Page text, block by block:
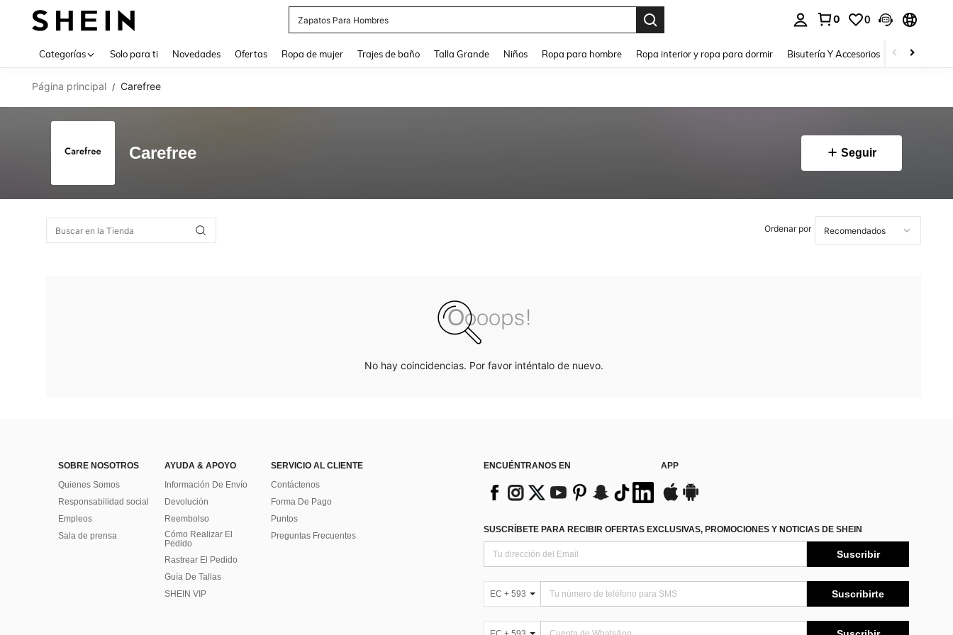
Zapatos Para Hombres
0 0
Categorías Solo para ti Novedades Ofertas Ropa de mujer Trajes de baño Talla Grande Niños Ropa para hombre Ropa interior y ropa para dormir Bisutería Y Accesorios Zapatos
Página principal / Carefree
Carefree Seguir
Ordenar por
No hay coincidencias. Por favor inténtalo de nuevo.
SOBRE NOSOTROS
Quienes Somos
Responsabilidad social
Empleos
Sala de prensa
AYUDA & APOYO
Información De Envío
Devolución
Reembolso
Cómo Realizar El
Pedido
Rastrear El Pedido
Guía De Tallas
SHEIN VIP
SERVICIO AL CLIENTE
Contáctenos
Forma De Pago
Puntos
Preguntas Frecuentes
ENCUÉNTRANOS EN APP
SUSCRÍBETE PARA RECIBIR OFERTAS EXCLUSIVAS, PROMOCIONES Y NOTICIAS DE SHEIN
Suscribir
EC + 593 Suscribirte